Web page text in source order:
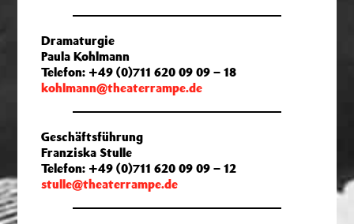
Dramaturgie
Paula Kohlmann
Telefon: +49 (0)711 620 09 09 – 18
kohlmann@theaterrampe.de
Geschäftsführung
Franziska Stulle
Telefon: +49 (0)711 620 09 09 – 12
stulle@theaterrampe.de